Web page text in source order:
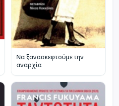
Να ξανασκεφτούμε την
αναρχία